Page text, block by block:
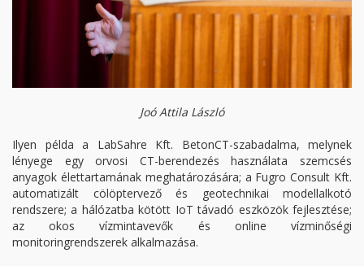
Joó Attila László
Ilyen példa a LabSahre Kft. BetonCT-szabadalma, melynek
lényege egy orvosi CT-berendezés használata szemcsés
anyagok élettartamának meghatározására; a Fugro Consult Kft.
automatizált cölöptervező és​ geotechnikai modellalkotó
rendszere; a hálózatba kötött IoT távadó eszközök fejlesztése​;
az okos vízmintavevők és online ​vízminőségi
monitoringrendszerek alkalmazása​.